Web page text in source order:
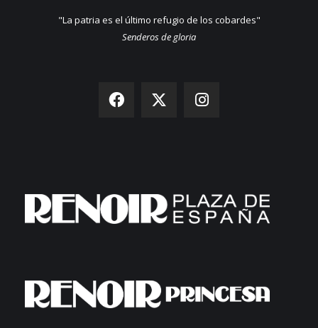
"La patria es el último refugio de los cobardes"
Senderos de gloria